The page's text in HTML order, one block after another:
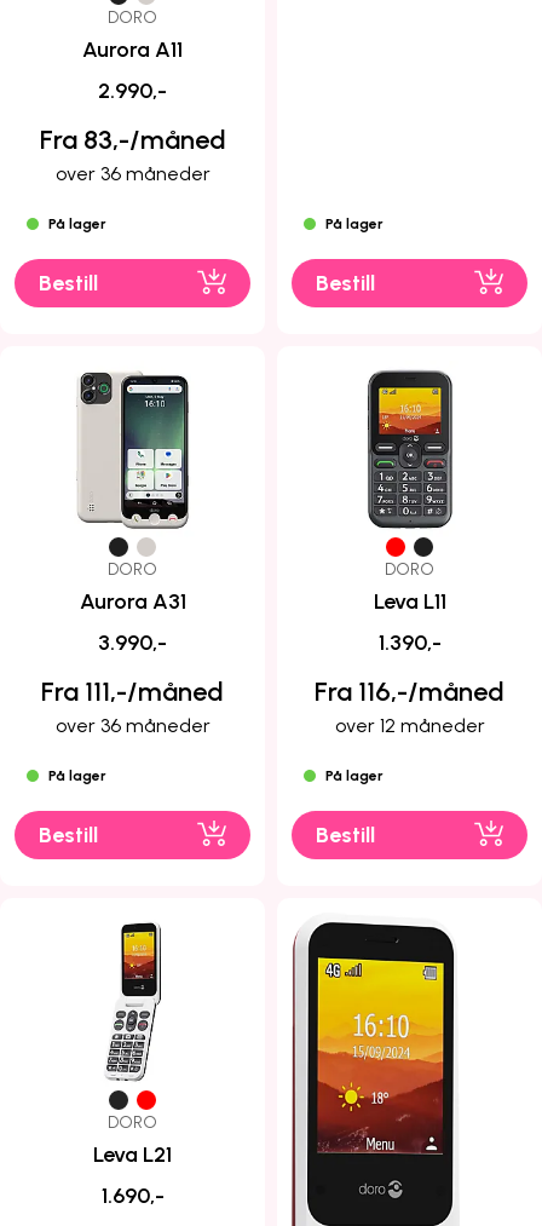
DORO
Aurora A11
2.990,-
Fra 83,-/måned
over 36 måneder
På lager
Bestill
På lager
Bestill
DORO
Aurora A31
3.990,-
Fra 111,-/måned
over 36 måneder
På lager
Bestill
DORO
Leva L11
1.390,-
Fra 116,-/måned
over 12 måneder
På lager
Bestill
DORO
Leva L21
1.690,-